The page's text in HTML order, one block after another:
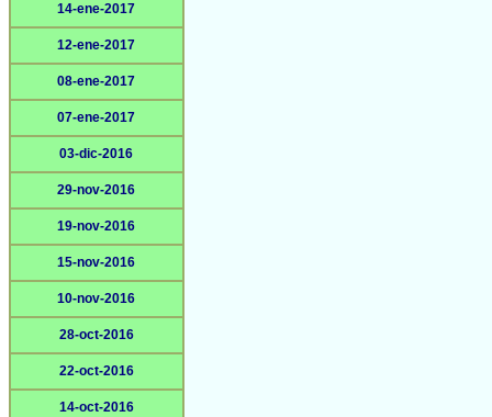
14-ene-2017
12-ene-2017
08-ene-2017
07-ene-2017
03-dic-2016
29-nov-2016
19-nov-2016
15-nov-2016
10-nov-2016
28-oct-2016
22-oct-2016
14-oct-2016